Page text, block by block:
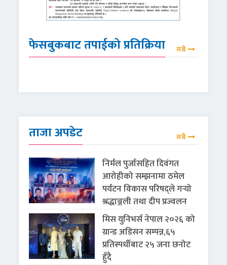
फेसबुकबाट तपाईको प्रतिक्रिया सबै
ताजा अपडेट सबै
निर्मल पुर्जासहित दिवंगत
आरोहीको सम्झनामा ठमेल
पर्यटन विकास परिषद्ले गर्‍यो
श्रद्धाञ्जली तथा दीप प्रज्वलन
मिस युनिभर्स नेपाल २०२६ को
ग्रान्ड अडिसन सम्पन्न,६५
प्रतिस्पर्धीबाट २५ जना छनोट
हुँदै